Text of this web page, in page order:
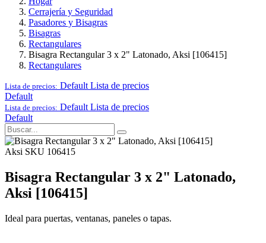
Cerrajería y Seguridad
Pasadores y Bisagras
Bisagras
Rectangulares
Bisagra Rectangular 3 x 2" Latonado, Aksi [106415]
Rectangulares
Lista de precios: Default Lista de precios
Default
Lista de precios: Default Lista de precios
Default
Aksi SKU 106415
Bisagra Rectangular 3 x 2" Latonado,
Aksi [106415]
Ideal para puertas, ventanas, paneles o tapas.